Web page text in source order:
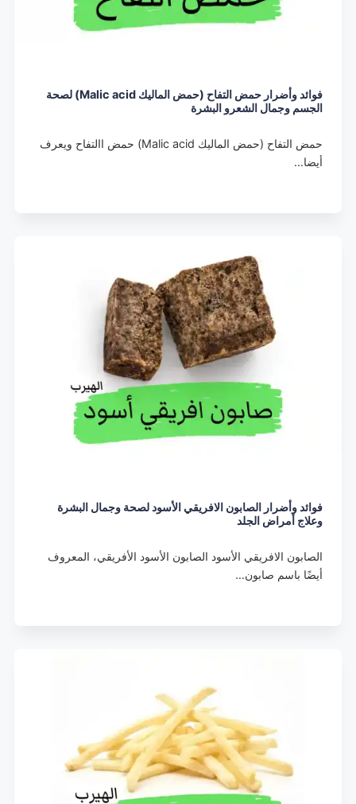
فوائد وأضرار حمض التفاح (حمض الماليك Malic acid) لصحة
الجسم وجمال الشعرو البشرة
حمض التفاح (حمض الماليك Malic acid) حمض االتفاح ويعرف
أيضا…
فوائد وأضرار الصابون الافريقي الأسود لصحة وجمال البشرة
وعلاج أمراض الجلد
الصابون الافريقي الأسود الصابون الأسود الأفريقي، المعروف
أيضًا باسم صابون…